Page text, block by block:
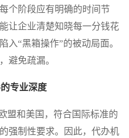
个阶段应有明确的时间节
让企业清楚知晓每一分钱花
入“黑箱操作”的被动局面。
避免疏漏。
专业深度
和美国，符合国际标准的
强制性要求。因此，代办机